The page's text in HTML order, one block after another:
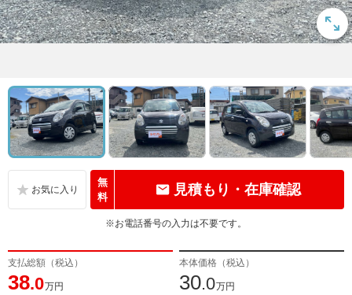
無
料
見積もり・在庫確認
※お電話番号の入力は不要です。
支払総額（税込）
38.0万円
本体価格（税込）
30.0万円